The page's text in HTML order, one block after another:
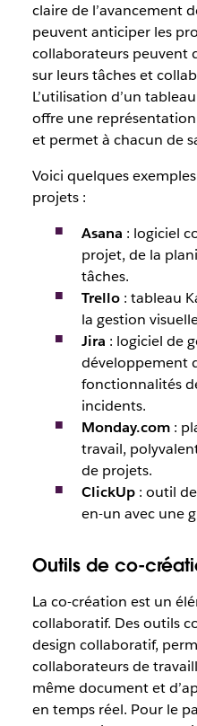
claire de l’avancement
peuvent anticiper les
collaborateurs peuvent
sur leurs tâches et
L’utilisation d’un
offre une
et permet à chacun de
Voici quelques
projets :
Asana : logiciel
projet, de la
tâches.
Trello: tableau
la gestion
Jira : logiciel de
développement
fonctionnalités
incidents.
Monday.com:
travail,
de projets.
ClickUp: outil
en-un avec une
Outils de co-
La co-création est un
collaboratif. Des outils
design collaboratif,
collaborateurs de
même document et
en temps réel. Pour le